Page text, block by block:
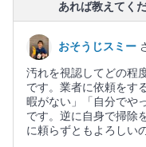
あれば教えてくだ
おそうじスミー
汚れを視認してどの程
です。業者に依頼をす
暇がない」「自分でや
です。逆に自身で掃除
に頼らずともよろしい